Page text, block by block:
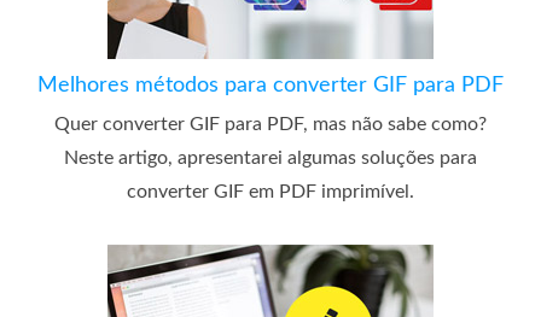
Melhores métodos para converter GIF para PDF
Quer converter GIF para PDF, mas não sabe como?
Neste artigo, apresentarei algumas soluções para
converter GIF em PDF imprimível.